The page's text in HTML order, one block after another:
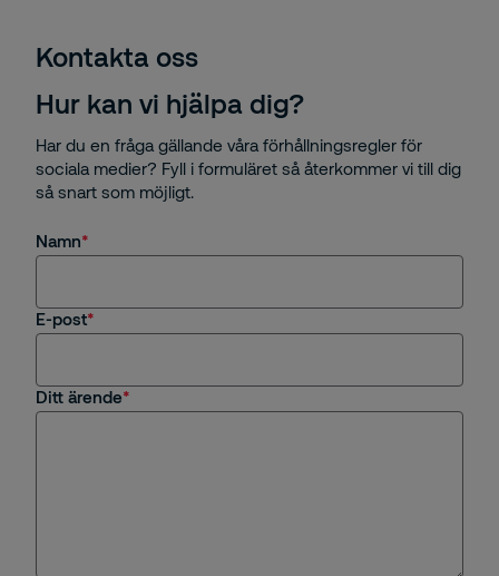
Kontakta oss
Hur kan vi hjälpa dig?
Har du en fråga gällande våra förhållningsregler för
sociala medier? Fyll i formuläret så återkommer vi till dig
så snart som möjligt.
Namn
E-post
Ditt ärende